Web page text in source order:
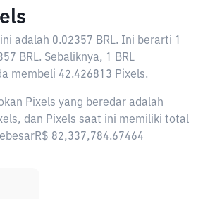
adalah 0.02357 BRL. Ini berarti 1
BRL. Sebaliknya, 1 BRL
membeli 42.426813 Pixels.
Pixels yang beredar adalah
dan Pixels saat ini memiliki total
82,337,784.67464